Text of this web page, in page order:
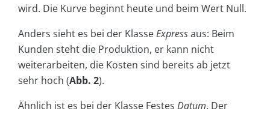
wird. Die Kurve beginnt heute und beim Wert Null.
Anders sieht es bei der KlasseExpressaus: Beim
Kunden steht die Produktion, er kann nicht
weiterarbeiten, die Kosten sind bereits ab jetzt
sehr hoch (Abb. 2).
Ähnlich ist es bei der Klasse Festes Datum. Der